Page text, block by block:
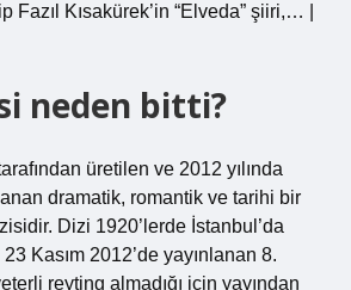
Fazıl Kısakürek’in “Elveda” şiiri,… |
neden bitti?
üretilen ve 2012 yılında
dramatik, romantik ve tarihi bir
Dizi 1920’lerde İstanbul’da
Kasım 2012’de yayınlanan 8.
reyting almadığı için yayından